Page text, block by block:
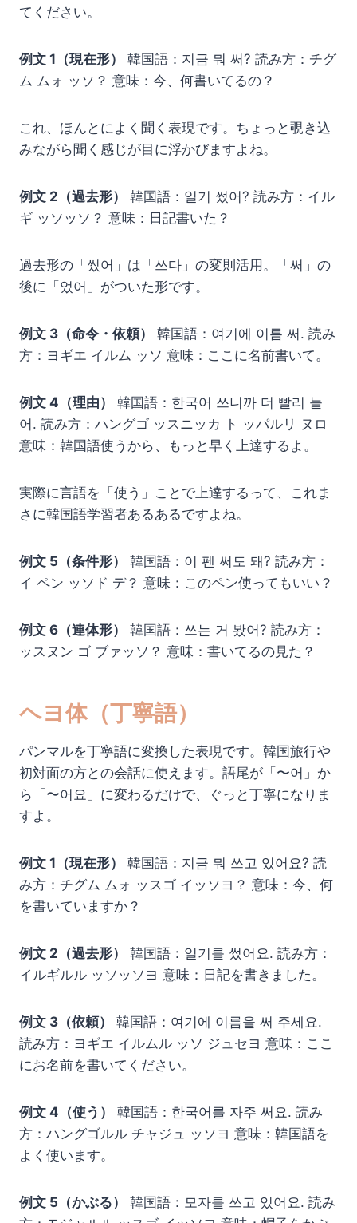
てください。
例文 1（現在形）
韓国語：지금 뭐 써? 読み方：チグ
ム ムォ ッソ？ 意味：今、何書いてるの？
これ、ほんとによく聞く表現です。ちょっと覗き込
みながら聞く感じが目に浮かびますよね。
例文 2（過去形）
韓国語：일기 썼어? 読み方：イル
ギ ッソッソ？ 意味：日記書いた？
過去形の「썼어」は「쓰다」の変則活用。「써」の
後に「었어」がついた形です。
例文 3（命令・依頼）
韓国語：여기에 이름 써. 読み
方：ヨギエ イルム ッソ 意味：ここに名前書いて。
例文 4（理由）
韓国語：한국어 쓰니까 더 빨리 늘
어. 読み方：ハングゴ ッスニッカ ト ッパルリ ヌロ
意味：韓国語使うから、もっと早く上達するよ。
実際に言語を「使う」ことで上達するって、これま
さに韓国語学習者あるあるですよね。
例文 5（条件形）
韓国語：이 펜 써도 돼? 読み方：
イ ペン ッソド デ？ 意味：このペン使ってもいい？
例文 6（連体形）
韓国語：쓰는 거 봤어? 読み方：
ッスヌン ゴ ブァッソ？ 意味：書いてるの見た？
ヘヨ体（丁寧語）
パンマルを丁寧語に変換した表現です。韓国旅行や
初対面の方との会話に使えます。語尾が「〜어」か
ら「〜어요」に変わるだけで、ぐっと丁寧になりま
すよ。
例文 1（現在形）
韓国語：지금 뭐 쓰고 있어요? 読
み方：チグム ムォ ッスゴ イッソヨ？ 意味：今、何
を書いていますか？
例文 2（過去形）
韓国語：일기를 썼어요. 読み方：
イルギルル ッソッソヨ 意味：日記を書きました。
例文 3（依頼）
韓国語：여기에 이름을 써 주세요.
読み方：ヨギエ イルムル ッソ ジュセヨ 意味：ここ
にお名前を書いてください。
例文 4（使う）
韓国語：한국어를 자주 써요. 読み
方：ハングゴルル チャジュ ッソヨ 意味：韓国語を
よく使います。
例文 5（かぶる）
韓国語：모자를 쓰고 있어요. 読み